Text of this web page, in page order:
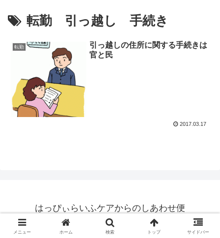
転勤 引っ越し 手続き
転勤
引っ越しの住所に関する手続きは
官と民
2017.03.17
はっぴぃらいふケアからのしあわせ便
© 2017 はっぴぃらいふケアからのしあわせ便.
メニュー ホーム 検索 トップ サイドバー